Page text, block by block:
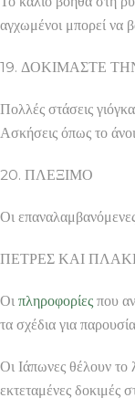
αγχωμένοι μπορεί να
19. ΔΟΚΙΜΑΣΤΕ
Πολλές στάσεις
Ασκήσεις όπως το
20. ΠΛΕΞΙΜΟ
Οι
ΠΕΤΡΕΣ ΚΑΙ
Οι πληροφορίες που
τα σχέδια για
Οι Ιάπωνες θέλουν το
εκτεταμένες δοκιμές